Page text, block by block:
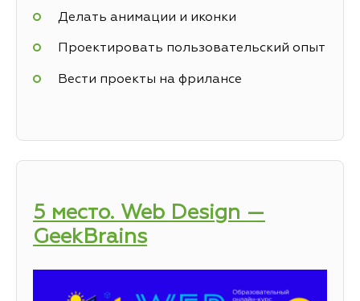
Делать анимации и иконки
Проектировать пользовательский опыт
Вести проекты на фрилансе
5 место. Web Design —
GeekBrains